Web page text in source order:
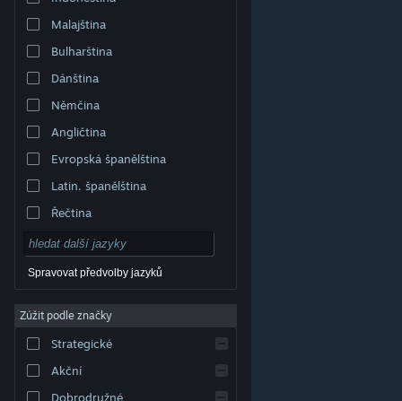
© Valve Corporation. Všechna práva vyhrazena.
příslušných subjektů v USA a dalších zemích.
Smlouva o užívání služby Steam
Cookies
Malajština
Bulharština
Dánština
Němčina
Angličtina
Evropská španělština
Latin. španělština
Řečtina
Spravovat předvolby jazyků
Zúžit podle značky
Strategické
Akční
Dobrodružné